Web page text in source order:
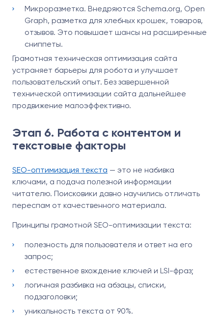
Микроразметка. Внедряются Schema.org, Open
Graph, разметка для хлебных крошек, товаров,
отзывов. Это повышает шансы на расширенные
сниппеты.
Грамотная техническая оптимизация сайта
устраняет барьеры для робота и улучшает
пользовательский опыт. Без завершенной
технической оптимизации сайта дальнейшее
продвижение малоэффективно.
Этап 6. Работа с контентом и
текстовые факторы
SEO-оптимизация текста — это не набивка
ключами, а подача полезной информации
читателю. Поисковики давно научились отличать
переспам от качественного материала.
Принципы грамотной SEO-оптимизации текста:
полезность для пользователя и ответ на его
запрос;
естественное вхождение ключей и LSI-фраз;
логичная разбивка на абзацы, списки,
подзаголовки;
уникальность текста от 90%.